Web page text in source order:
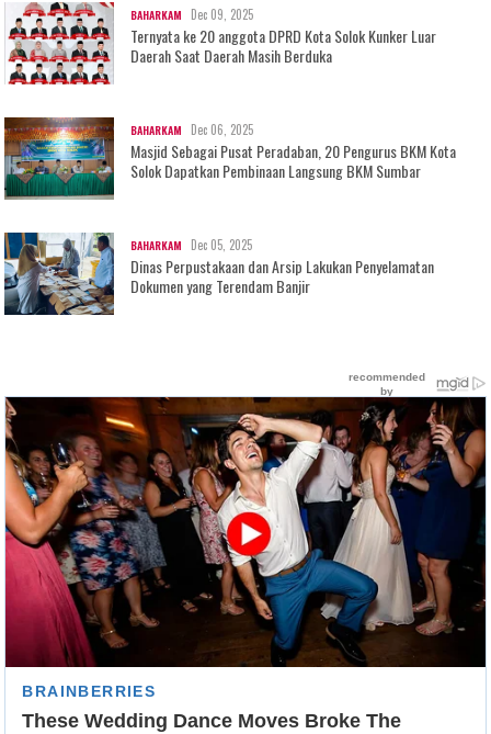
BAHARKAM Dec 09, 2025
Ternyata ke 20 anggota DPRD Kota Solok Kunker Luar
Daerah Saat Daerah Masih Berduka
BAHARKAM Dec 06, 2025
Masjid Sebagai Pusat Peradaban, 20 Pengurus BKM Kota
Solok Dapatkan Pembinaan Langsung BKM Sumbar
BAHARKAM Dec 05, 2025
Dinas Perpustakaan dan Arsip Lakukan Penyelamatan
Dokumen yang Terendam Banjir